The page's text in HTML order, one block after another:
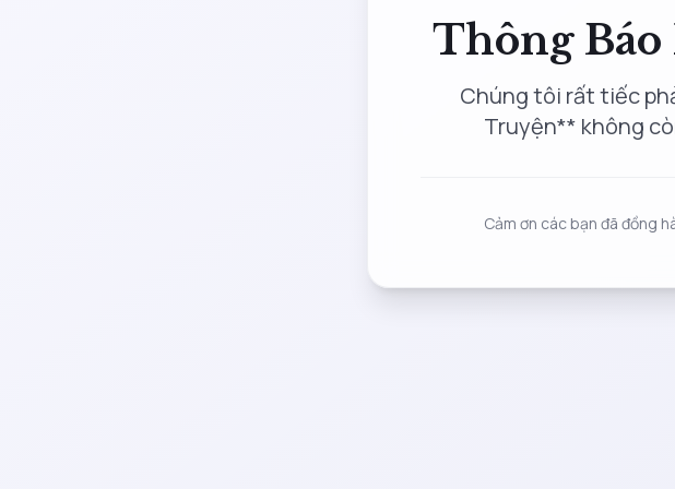
Thông Báo
Chúng tôi rất tiếc
Truyện** không
Cảm ơn các bạn đã đồng